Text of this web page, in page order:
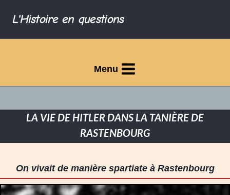
L'Histoire en questions
Menu
LA VIE DE HITLER DANS LA TANIÈRE DE
RASTENBOURG
On vivait de manière spartiate à Rastenbourg